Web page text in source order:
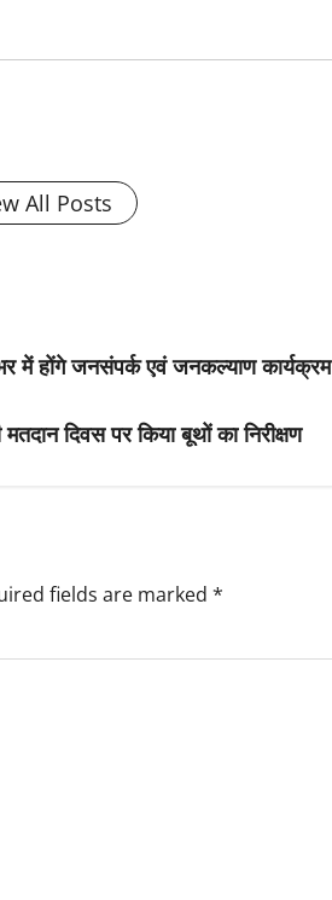
All Posts
में होंगे जनसंपर्क एवं जनकल्याण कार्यक्रम
दिवस पर किया बूथों का निरीक्षण
fields are marked *